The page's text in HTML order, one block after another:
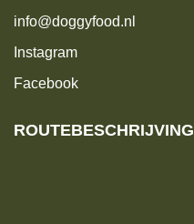
info@doggyfood.nl
Instagram
Facebook
ROUTEBESCHRIJVING